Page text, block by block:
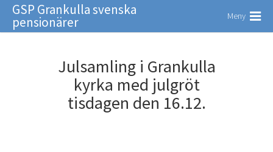
GSP Grankulla svenska
pensionärer Meny
Julsamling i Grankulla
kyrka med julgröt
tisdagen den 16.12.